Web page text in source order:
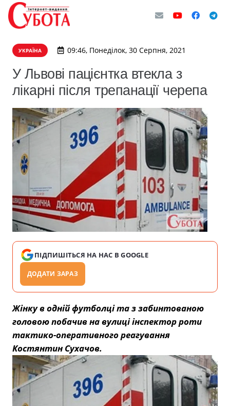
УКРАЇНА 09:46, Понеділок, 30 Серпня, 2021
У Львові пацієнтка втекла з
лікарні після трепанації черепа
ПІДПИШІТЬСЯ НА НАС В GOOGLE
ДОДАТИ ЗАРАЗ
Жінку в одній футболці та з забинтованою
головою побачив на вулиці інспектор роти
тактико-оперативного реагування
Костянтин Сухачов.